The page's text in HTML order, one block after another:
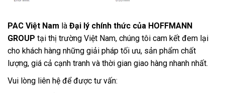
PAC Việt Nam là Đại lý chính thức của HOFFMANN
GROUP tại thị trường Việt Nam, chúng tôi cam kết đem lại
cho khách hàng những giải pháp tối ưu, sản phẩm chất
lượng, giá cả cạnh tranh và thời gian giao hàng nhanh nhất.
Vui lòng liên hệ để được tư vấn: